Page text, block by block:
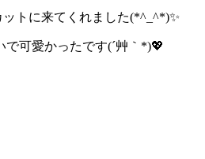
トに来てくれました(*^_^*)✨
で可愛かったです(´艸｀*)💖